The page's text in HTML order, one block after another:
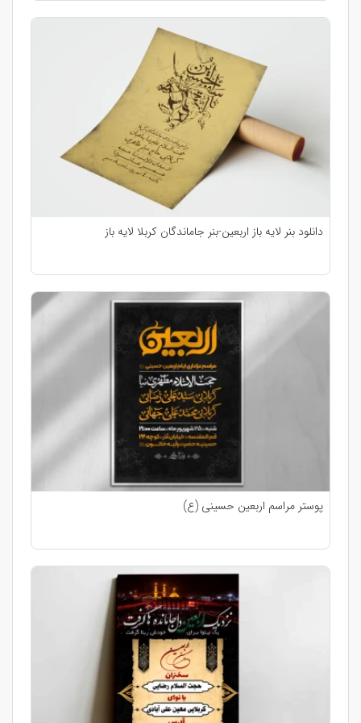
دانلود بنر لایه باز اربعین-بنر جاماندگان کربلا لایه باز
پوستر مراسم اربعین حسینی (ع)